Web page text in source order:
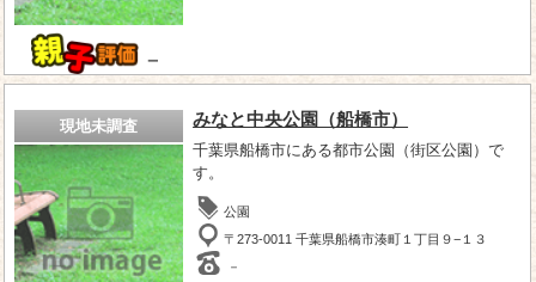
－
現地未調査 みなと中央公園（船橋市）
千葉県船橋市にある都市公園（街区公園）で
す。
公園
〒273-0011 千葉県船橋市湊町１丁目９−１３
－